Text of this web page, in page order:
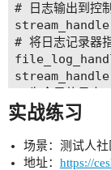
# ⽇志输出到控
# 将⽇志记录器
# 为全局的⽇志
# 绑定绑定句柄
# 设置⽇志输出
实战练习
场景：测试人
地址： https://